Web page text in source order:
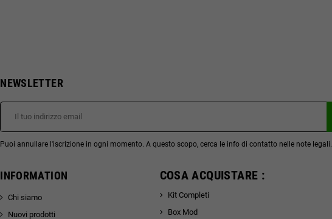
NEWSLETTER
Puoi annullare l'iscrizione in ogni momento. A questo scopo, cerca le info di contatto nelle note legali.
INFORMATION
Chi siamo
Nuovi prodotti
COSA ACQUISTARE :
Kit Completi
Box Mod